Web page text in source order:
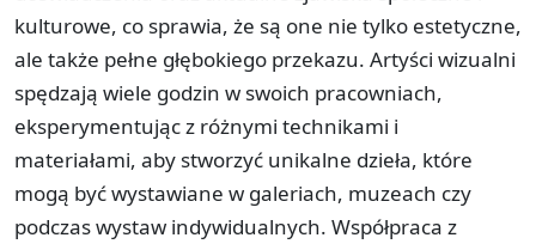
kulturowe, co sprawia, że są one nie tylko estetyczne,
ale także pełne głębokiego przekazu. Artyści wizualni
spędzają wiele godzin w swoich pracowniach,
eksperymentując z różnymi technikami i
materiałami, aby stworzyć unikalne dzieła, które
mogą być wystawiane w galeriach, muzeach czy
podczas wystaw indywidualnych. Współpraca z